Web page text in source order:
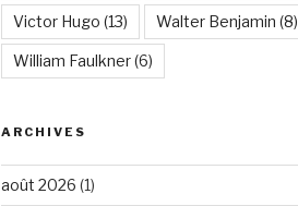
Victor Hugo (13) Walter Benjamin (8)
William Faulkner(6)
ARCHIVES
août 2026 (1)